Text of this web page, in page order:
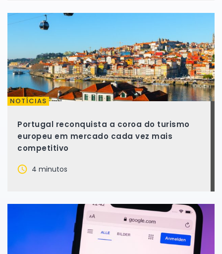
NOTÍCIAS
Portugal reconquista a coroa do turismo
europeu em mercado cada vez mais
competitivo
4 minutos